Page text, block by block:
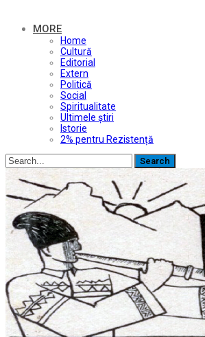
MORE
Home
Cultură
Editorial
Extern
Politică
Social
Spiritualitate
Ultimele ştiri
Istorie
2% pentru Rezistență
Categories
Tags